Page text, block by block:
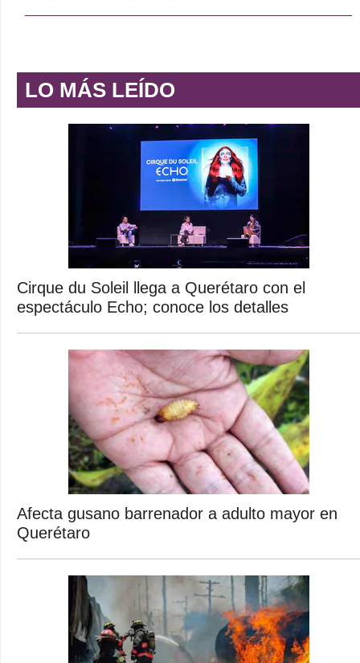
LO MÁS LEÍDO
Cirque du Soleil llega a Querétaro con el
espectáculo Echo; conoce los detalles
Afecta gusano barrenador a adulto mayor en
Querétaro